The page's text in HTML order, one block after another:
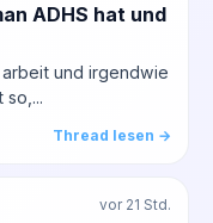
ADHS hat und
und irgendwie
so,...
Thread lesen →
vor 21 Std.